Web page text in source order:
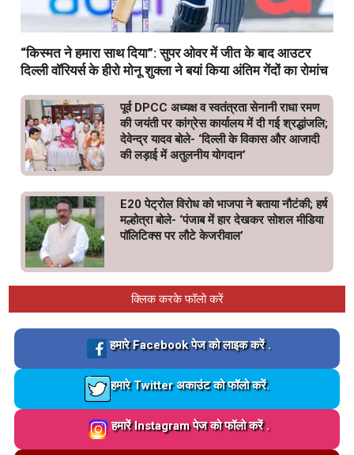
“किस्मत ने हमारा साथ दिया”: सुपर ओवर में जीत के बाद आउटर
दिल्ली वॉरियर्स के हीरो मोनू शुक्ला ने बयां किया अंतिम गेंदों का रोमांच
पूर्व DPCC अध्यक्ष व स्वतंत्रता सेनानी राधा रमण
की जयंती पर कांग्रेस कार्यालय में दी गई श्रद्धांजलि;
देवेन्द्र यादव बोले- ‘दिल्ली के विकास और आजादी
की लड़ाई में अतुलनीय योगदान’
E20 पेट्रोल विरोध को भाजपा ने बताया नौटंकी; हर्ष
मल्होत्रा बोले- ‘पंजाब में हार देखकर सोशल मीडिया
पॉलिटिक्स पर लौटे केजरीवाल’
क्लिक करके फॉलो करें
Loading…
हमारे Facebook पेज को लाइक करें .
Loading…
हमारे Twitter अकाउंट को फॉलो करें.
Loading…
हमारें Instagram पेज को फॉलो करें .